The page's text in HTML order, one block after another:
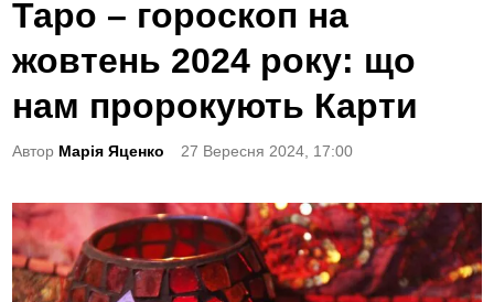
s
t
e
d
i
Таро – гороскоп на
жовтень 2024 року: що
нам пророкують Карти
Автор Марія Яценко 27 Вересня 2024, 17:00